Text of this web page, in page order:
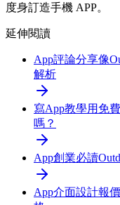
度身訂造手機 APP。
延伸閱讀
App評論分享像
解析
寫App教學用免
嗎？
App創業必讀
App介面設計報